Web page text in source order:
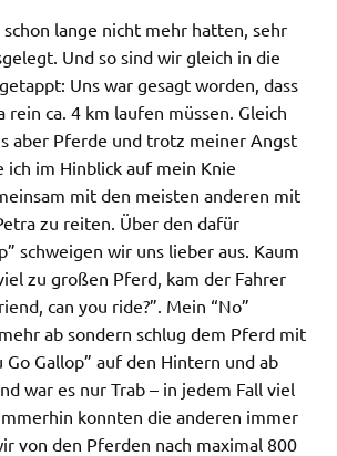
lange nicht mehr hatten, sehr
Und so sind wir gleich in die
Uns war gesagt worden, dass
rein ca. 4 km laufen müssen. Gleich
aber Pferde und trotz meiner Angst
ich im Hinblick auf mein Knie
mit den meisten anderen mit
zu reiten. Über den dafür
schweigen wir uns lieber aus. Kaum
zu großen Pferd, kam der Fahrer
can you ride?”. Mein “No”
ab sondern schlug dem Pferd mit
Go Gallop” auf den Hintern und ab
war es nur Trab – in jedem Fall viel
konnten die anderen immer
von den Pferden nach maximal 800